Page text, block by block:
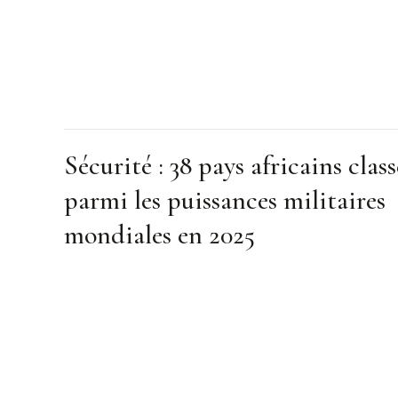
Sécurité : 38 pays africains
parmi les puissances militaires
mondiales en 2025